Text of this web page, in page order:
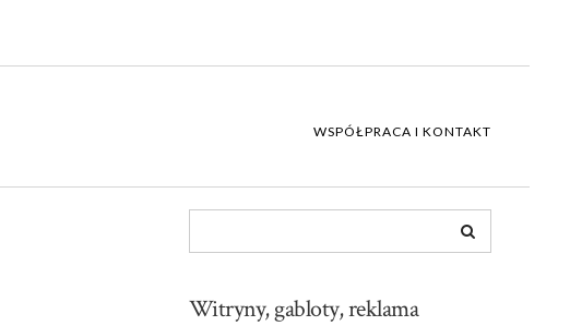
WSPÓŁPRACA I KONTAKT
Witryny, gabloty, reklama